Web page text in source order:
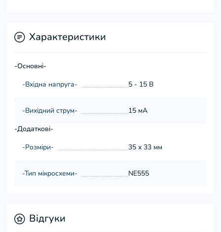
Характеристики
-Основні-
-Вхідна напруга-
5 - 15 В
-Вихідний струм-
15 мА
-Додаткові-
-Розміри-
35 x 33 мм
-Тип мікросхеми- NE555
Відгуки